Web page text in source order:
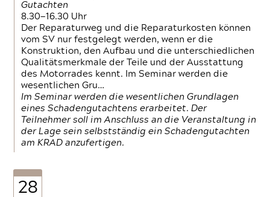
Gutachten
8.30—16.30 Uhr
Der Reparaturweg und die Reparaturkosten können
vom SV nur festgelegt werden, wenn er die
Konstruktion, den Aufbau und die unterschiedlichen
Qualitätsmerkmale der Teile und der Ausstattung
des Motorrades kennt. Im Seminar werden die
wesentlichen Gru…
Im Seminar werden die wesentlichen Grundlagen
eines Schadengutachtens erarbeitet. Der
Teilnehmer soll im Anschluss an die Veranstaltung in
der Lage sein selbstständig ein Schadengutachten
am KRAD anzufertigen.
28